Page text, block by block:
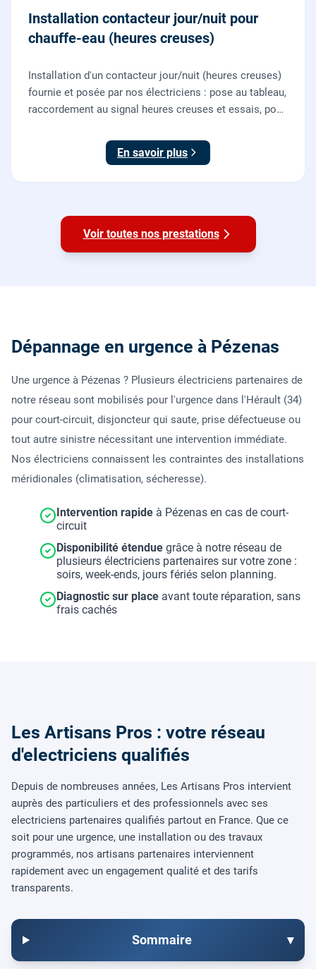
Installation contacteur jour/nuit pour
chauffe-eau (heures creuses)
Installation d'un contacteur jour/nuit (heures creuses)
fournie et posée par nos électriciens : pose au tableau,
raccordement au signal heures creuses et essais, pour
En savoir plus
Voir toutes nos prestations
Dépannage en urgence à Pézenas
Une urgence à Pézenas ? Plusieurs électriciens partenaires de
notre réseau sont mobilisés pour l'urgence dans l'Hérault (34)
pour court-circuit, disjoncteur qui saute, prise défectueuse ou
tout autre sinistre nécessitant une intervention immédiate.
Nos électriciens connaissent les contraintes des installations
méridionales (climatisation, sécheresse).
Intervention rapide à Pézenas en cas de court-
circuit
Disponibilité étendue grâce à notre réseau de
plusieurs électriciens partenaires sur votre zone :
soirs, week-ends, jours fériés selon planning.
Diagnostic sur place avant toute réparation, sans
frais cachés
Les Artisans Pros : votre réseau
d'electriciens qualifiés
Depuis de nombreuses années, Les Artisans Pros intervient
auprès des particuliers et des professionnels avec ses
electriciens partenaires qualifiés partout en France. Que ce
soit pour une urgence, une installation ou des travaux
programmés, nos artisans partenaires interviennent
rapidement avec un engagement qualité et des tarifs
transparents.
Sommaire ▾